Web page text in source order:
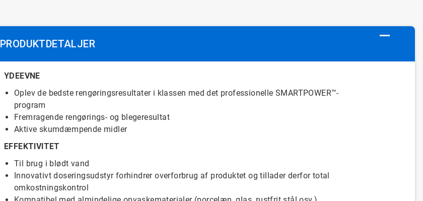
PRODUKTDETALJER
YDEEVNE
Oplev de bedste rengøringsresultater i klassen med det professionelle SMARTPOWER™-
program
Fremragende rengørings- og blegeresultat
Aktive skumdæmpende midler
EFFEKTIVITET
Til brug i blødt vand
Innovativt doseringsudstyr forhindrer overforbrug af produktet og tillader derfor total
omkostningskontrol